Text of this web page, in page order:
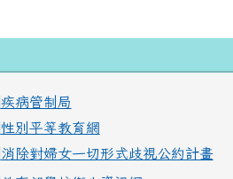
疾病管制局
性別平等教育網
消除對婦女一切形式歧視公約計畫